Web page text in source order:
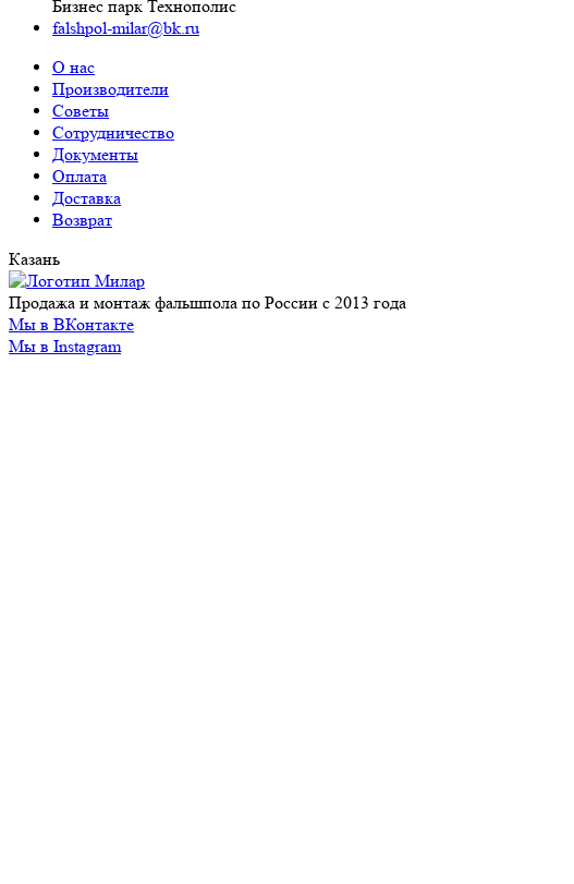
Бизнес парк Технополис
falshpol-milar@bk.ru
О нас
Производители
Советы
Сотрудничество
Документы
Оплата
Доставка
Возврат
Казань
Продажа и монтаж фальшпола по России с 2013 года
Мы в ВКонтакте
Мы в Instagram